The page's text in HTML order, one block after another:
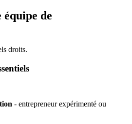
de
droits.
- entrepreneur expérimenté ou